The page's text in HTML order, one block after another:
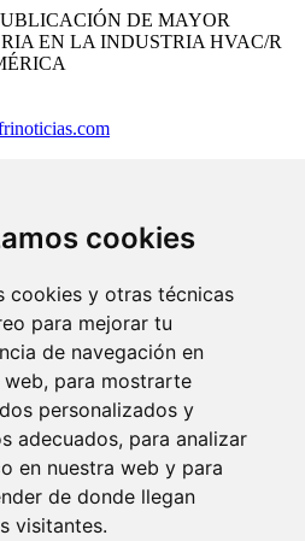
cookies
cookies y otras técnicas
para mejorar tu
de navegación en
web, para mostrarte
personalizados y
adecuados, para analizar
en nuestra web y para
de donde llegan
visitantes.
DE MAYOR
EN LA INDUSTRIA HVAC/R
Iztaccihuatl Norte C.P. 08810
(+52) 555 740 4476, 555 740